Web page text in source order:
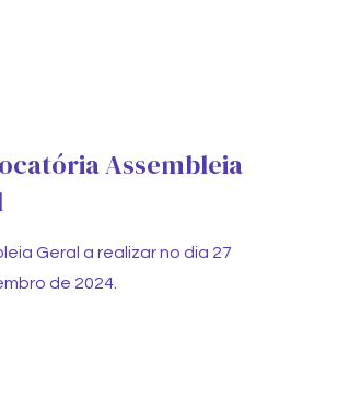
Assembleia
Geral a realizar no dia 27
de 2024.